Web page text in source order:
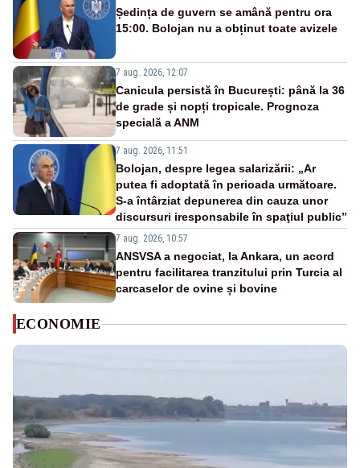
Ședința de guvern se amână pentru ora
15:00. Bolojan nu a obținut toate avizele
7 aug. 2026, 12:07
Canicula persistă în București: până la 36
de grade și nopți tropicale. Prognoza
specială a ANM
7 aug. 2026, 11:51
Bolojan, despre legea salarizării: „Ar
putea fi adoptată în perioada următoare.
S-a întârziat depunerea din cauza unor
discursuri iresponsabile în spaţiul public”
7 aug. 2026, 10:57
ANSVSA a negociat, la Ankara, un acord
pentru facilitarea tranzitului prin Turcia al
carcaselor de ovine și bovine
ECONOMIE